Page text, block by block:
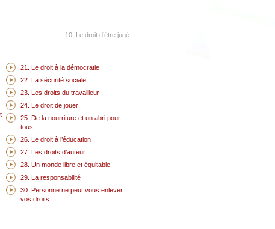
10. Le droit d’être jugé
21. Le droit à la démocratie
22. La sécurité sociale
23. Les droits du travailleur
24. Le droit de jouer
25. De la nourriture et un abri pour
tous
26. Le droit à l’éducation
27. Les droits d’auteur
28. Un monde libre et équitable
29. La responsabilité
30. Personne ne peut vous enlever
vos droits